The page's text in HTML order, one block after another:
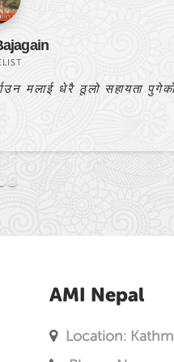
Praja
उत्तर हो।
AMI Nepal
Location: